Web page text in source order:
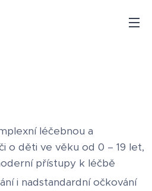
léčebnou a
o děti ve věku od 0 – 19 let,
přístupy k léčbě
i nadstandardní očkování